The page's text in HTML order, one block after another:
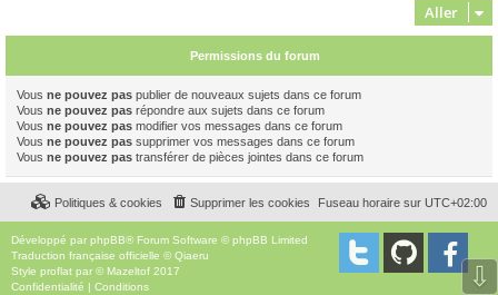
Aller
Permissions du forum
Vous ne pouvez pas publier de nouveaux sujets dans ce forum
Vous ne pouvez pas répondre aux sujets dans ce forum
Vous ne pouvez pas modifier vos messages dans ce forum
Vous ne pouvez pas supprimer vos messages dans ce forum
Vous ne pouvez pas transférer de pièces jointes dans ce forum
Fuseau horaire sur UTC+02:00
Supprimer les cookies
Politiques & cookies
Développé par phpBB® Forum Software © phpBB Limited
Traduction française officielle ©Qiaeru
Style proflat par © Mazeltof 2017
Confidentialité | Conditions ⇩